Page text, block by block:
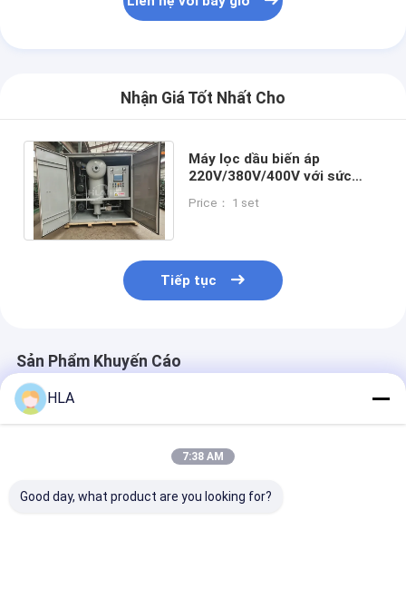
Nhận Giá Tốt Nhất Cho
Máy lọc dầu biến áp
220V/380V/400V với sức
loại bỏ hàm lượng nước
Price： 1 set
Tiếp tục
Sản Phẩm Khuyến Cáo
HLA
7:38 AM
Good day, what product are you looking for?